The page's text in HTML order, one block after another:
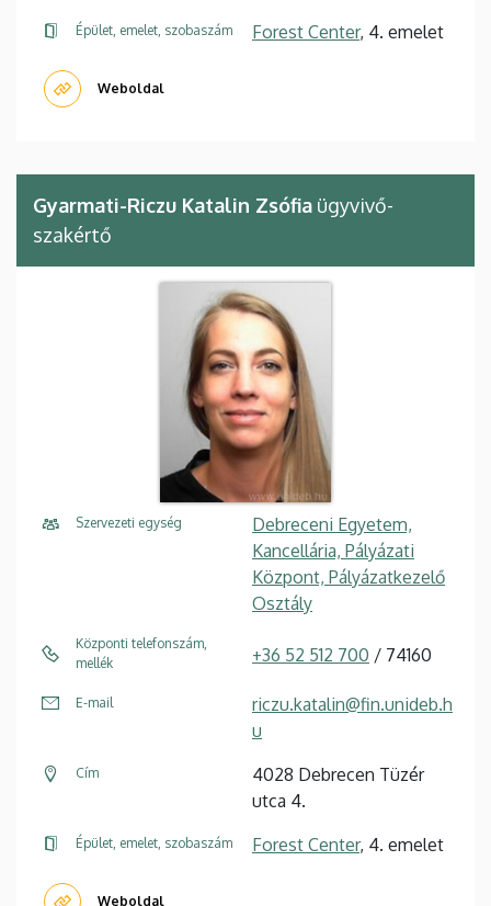
Épület, emelet, szobaszám Forest Center, 4. emelet
Weboldal
Gyarmati-Riczu Katalin Zsófia ügyvivő-
szakértő
Szervezeti egység
Debreceni Egyetem,
Kancellária, Pályázati
Központ, Pályázatkezelő
Osztály
Központi telefonszám,
mellék
+36 52 512 700 / 74160
E-mail
riczu.katalin@fin.unideb.h
u
Cím
4028 Debrecen Tüzér
utca 4.
Épület, emelet, szobaszám Forest Center, 4. emelet
Weboldal